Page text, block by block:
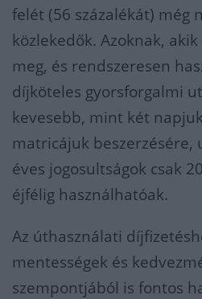
felét (56 százalékát) még
közlekedők. Azoknak,
meg, és rendszeresen
díjköteles gyorsforgalmi
kevesebb, mint két
matricájuk beszerzésére,
éves jogosultságok csak
éjfélig használhatóak.
Az úthasználati
mentességek és
szempontjából is fontos